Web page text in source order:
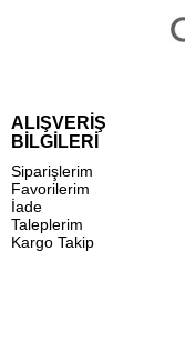
ALIŞVERİŞ
BİLGİLERİ
Siparişlerim
Favorilerim
İade
Taleplerim
Kargo Takip